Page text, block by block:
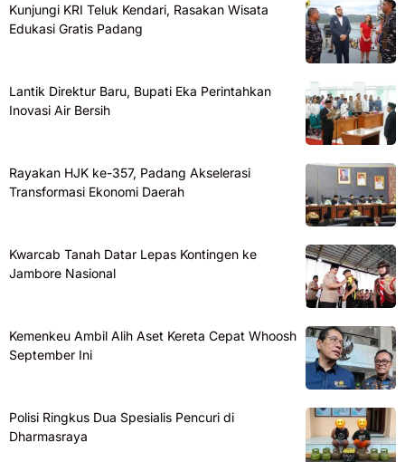
Kunjungi KRI Teluk Kendari, Rasakan Wisata
Edukasi Gratis Padang
Lantik Direktur Baru, Bupati Eka Perintahkan
Inovasi Air Bersih
Rayakan HJK ke-357, Padang Akselerasi
Transformasi Ekonomi Daerah
Kwarcab Tanah Datar Lepas Kontingen ke
Jambore Nasional
Kemenkeu Ambil Alih Aset Kereta Cepat Whoosh
September Ini
Polisi Ringkus Dua Spesialis Pencuri di
Dharmasraya